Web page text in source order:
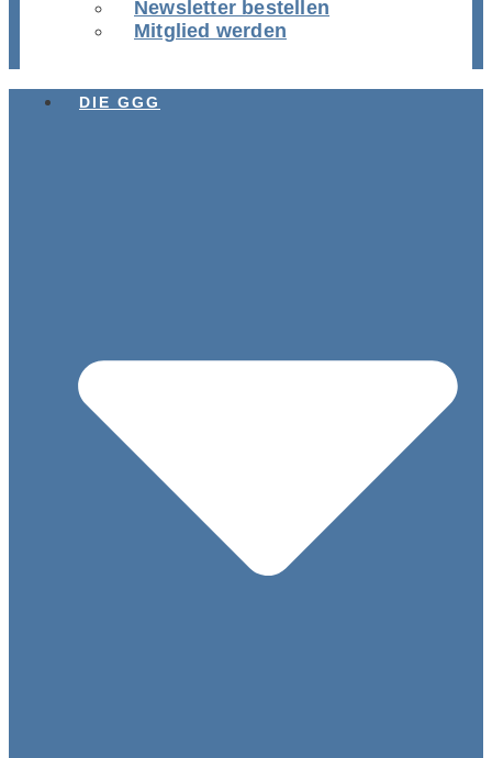
Newsletter bestellen
Mitglied werden
DIE GGG